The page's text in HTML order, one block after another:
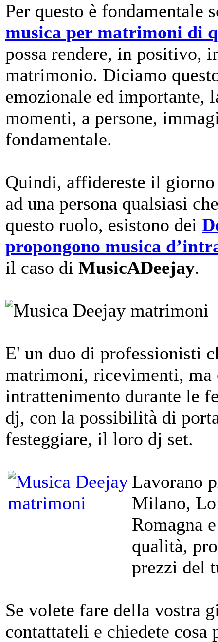
Per questo è fondamentale
musica per matrimoni di
possa rendere, in positivo,
matrimonio. Diciamo
emozionale ed importante,
momenti, a persone,
fondamentale.
Quindi, affidereste il
ad una persona qualsiasi
questo ruolo, esistono dei
propongono musica
il caso di MusicADeejay.
E' un duo di professionisti
matrimoni, ricevimenti, ma
intrattenimento durante le
dj, con la possibilità di
festeggiare, il loro dj set.
Lavorano
Milano,
Romagna
qualità,
prezzi del
Se volete fare della vostra
contattateli e chiedete cosa